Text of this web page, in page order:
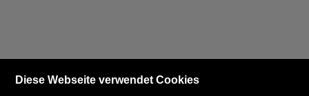
Diese Webseite verwendet Cookies